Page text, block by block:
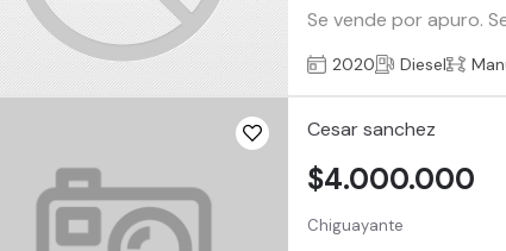
Se vende por apuro.
2020 Diesel
Cesar sanchez
Chiguayante
$4.000.000